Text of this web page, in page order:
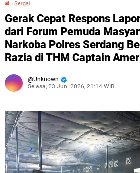
› Sergai
Gerak Cepat Respons
dari Forum Pemuda
Narkoba Polres Serdang
Razia di THM Captain
Unknown
Selasa, 23 Juni 2026, 21:14 WIB